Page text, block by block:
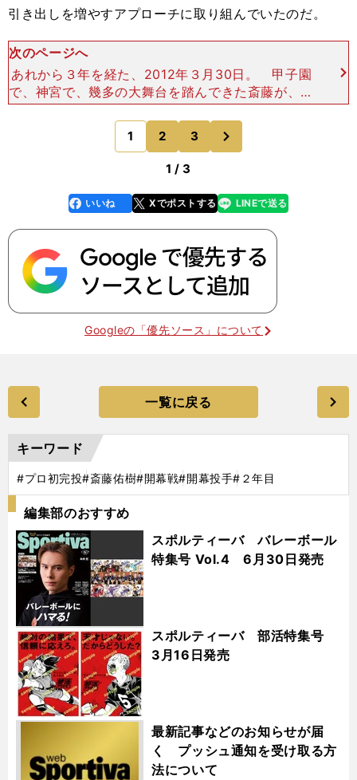
引き出しを増やすアプローチに取り組んでいたのだ。
次のページへ
あれから３年を経た、2012年３月30日。 甲子園
で、神宮で、幾多の大舞台を踏んできた斎藤が、開
幕戦の札幌ドームのマウンドに上がった。もちろ
ん、プレッシャーはある。彼にのしかかっていたの
は、ファイ
1 2 3
1 / 3
faceboo
k
いいね Xでポストする
line LINEで送る
Googleの「優先ソース」について
一覧に戻る
キーワード
#プロ初完投#斎藤佑樹#開幕戦#開幕投手#２年目
編集部のおすすめ
スポルティーバ バレーボール
特集号 Vol.4 6月30日発売
スポルティーバ 部活特集号
3月16日発売
最新記事などのお知らせが届
く プッシュ通知を受け取る方
法について